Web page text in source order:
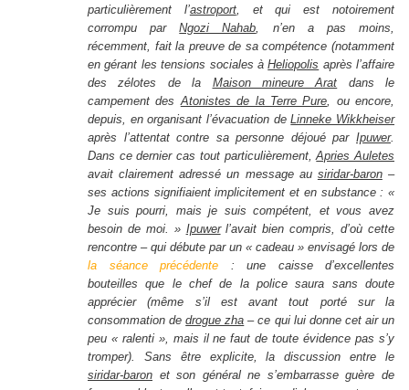
particulièrement l’astroport, et qui est notoirement
corrompu parNgozi Nahab, n’en a pas moins,
récemment, fait la preuve de sa compétence (notamment
en gérant les tensions sociales àHeliopolis après l’affaire
des zélotes de la Maison mineure Arat dans le
campement desAtonistes de la Terre Pure, ou encore,
depuis, en organisant l’évacuation deLinneke Wikkheiser
après l’attentat contre sa personne déjoué par Ipuwer.
Dans ce dernier cas tout particulièrement,Apries Auletes
avait clairement adressé un message au siridar-baron–
ses actions signifiaient implicitement et en substance : «
Je suis pourri, mais je suis compétent, et vous avez
besoin de moi. » Ipuwerl’avait bien compris, d’où cette
rencontre – qui débute par un « cadeau » envisagé lors de
la séance précédente : une caisse d’excellentes
bouteilles que le chef de la police saura sans doute
apprécier (même s’il est avant tout porté sur la
consommation dedrogue zha – ce qui lui donne cet air un
peu « ralenti », mais il ne faut de toute évidence pas s’y
tromper). Sans être explicite, la discussion entre le
siridar-baron et son général ne s’embarrasse guère de